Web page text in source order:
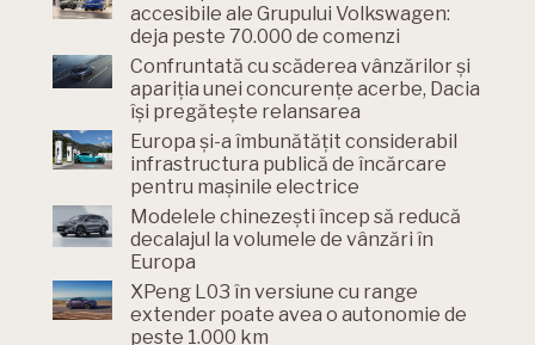
accesibile ale Grupului Volkswagen:
deja peste 70.000 de comenzi
Confruntată cu scăderea vânzărilor și
apariția unei concurențe acerbe, Dacia
își pregătește relansarea
Europa și-a îmbunătățit considerabil
infrastructura publică de încărcare
pentru mașinile electrice
Modelele chinezești încep să reducă
decalajul la volumele de vânzări în
Europa
XPeng L03 în versiune cu range
extender poate avea o autonomie de
peste 1.000 km